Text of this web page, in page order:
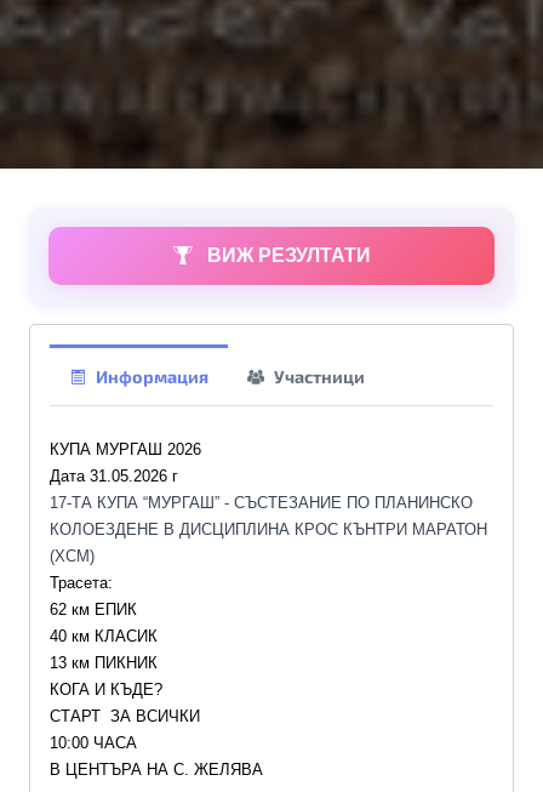
ВИЖ РЕЗУЛТАТИ
Информация Участници
КУПА МУРГАШ 2026
Дата 31.05.2026 г
17-ТА КУПА “МУРГАШ” - СЪСТЕЗАНИЕ ПО ПЛАНИНСКО
КОЛОЕЗДЕНЕ В ДИСЦИПЛИНА КРОС КЪНТРИ МАРАТОН
(XCM)
Трасета:
62 км ЕПИК
40 км КЛАСИК
13 км ПИКНИК
КОГА И КЪДЕ?
СТАРТ  ЗА ВСИЧКИ
10:00 ЧАСА
В ЦЕНТЪРА НА С. ЖЕЛЯВА